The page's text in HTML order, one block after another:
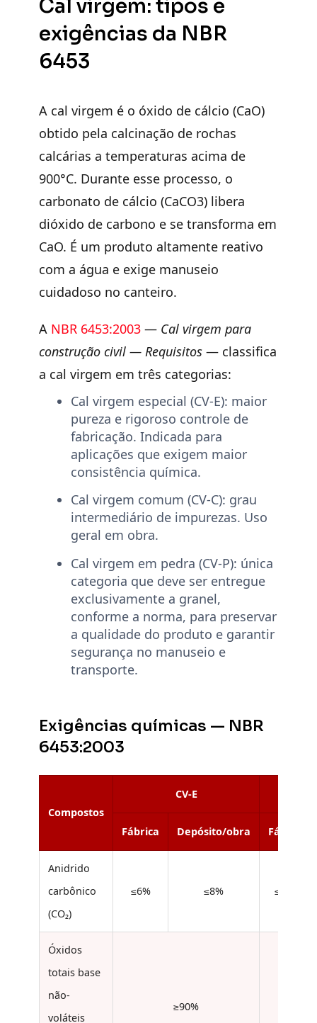
Cal virgem: tipos e
exigências da NBR
6453
A cal virgem é o óxido de cálcio (CaO)
obtido pela calcinação de rochas
calcárias a temperaturas acima de
900°C. Durante esse processo, o
carbonato de cálcio (CaCO3) libera
dióxido de carbono e se transforma em
CaO. É um produto altamente reativo
com a água e exige manuseio
cuidadoso no canteiro.
A NBR 6453:2003 — Cal virgem para
construção civil — Requisitos — classifica
a cal virgem em três categorias:
Cal virgem especial (CV-E): maior
pureza e rigoroso controle de
fabricação. Indicada para
aplicações que exigem maior
consistência química.
Cal virgem comum (CV-C): grau
intermediário de impurezas. Uso
geral em obra.
Cal virgem em pedra (CV-P): única
categoria que deve ser entregue
exclusivamente a granel,
conforme a norma, para preservar
a qualidade do produto e garantir
segurança no manuseio e
transporte.
Exigências químicas — NBR
6453:2003
Compostos
CV-E
Fábrica Depósito/obra Fábrica
Anidrido
carbônico
(CO₂)
≤6% ≤8% ≤12%
Óxidos
totais base
não-
voláteis
≥90%